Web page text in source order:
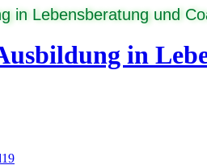
in Lebensberatung und
in